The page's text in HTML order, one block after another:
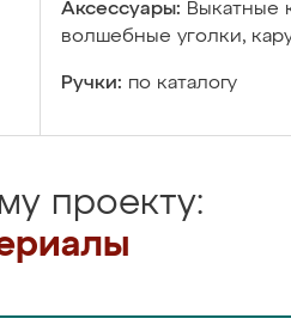
Аксессуары: Выкатные
волшебные уголки,
Ручки: по каталогу
проекту: